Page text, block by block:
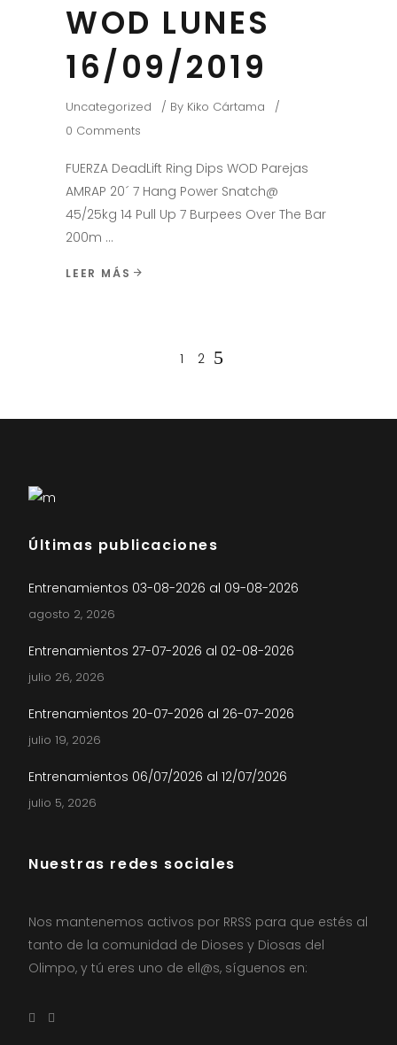
WOD LUNES
16/09/2019
Uncategorized By Kiko Cártama
0 Comments
FUERZA DeadLift Ring Dips WOD Parejas
AMRAP 20´ 7 Hang Power Snatch@
45/25kg 14 Pull Up 7 Burpees Over The Bar
200m
LEER MÁS
1 2
Últimas publicaciones
Entrenamientos 03-08-2026 al 09-08-2026
agosto 2, 2026
Entrenamientos 27-07-2026 al 02-08-2026
julio 26, 2026
Entrenamientos 20-07-2026 al 26-07-2026
julio 19, 2026
Entrenamientos 06/07/2026 al 12/07/2026
julio 5, 2026
Nuestras redes sociales
Nos mantenemos activos por RRSS para que estés al
tanto de la comunidad de Dioses y Diosas del
Olimpo, y tú eres uno de ell@s, síguenos en: